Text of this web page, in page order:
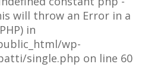
will throw an Error in a
in
wp-
single.php on line 60